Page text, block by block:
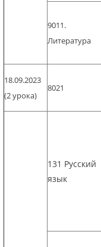
9011.
Литература
18.09.2023
(2 урока)
8021
131 Русский
язык